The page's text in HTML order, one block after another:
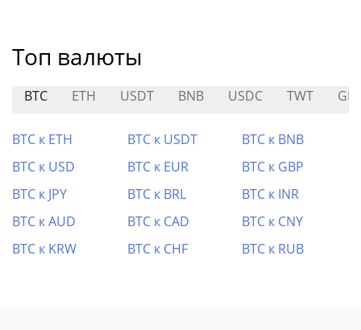
Топ валюты
BTC ETH USDT BNB USDC TWT
BTC к ETH BTC к USDT
BTC к BNB
BTC к USD
BTC к EUR
BTC к GBP
BTC к JPY
BTC к BRL
BTC к INR
BTC к AUD
BTC к CAD
BTC к CNY
BTC к KRW
BTC к CHF BTC к RUB